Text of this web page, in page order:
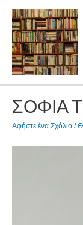
περιεχόμενο
ΣΟΦΙΑ
Αφήστε ένα Σχόλιο /